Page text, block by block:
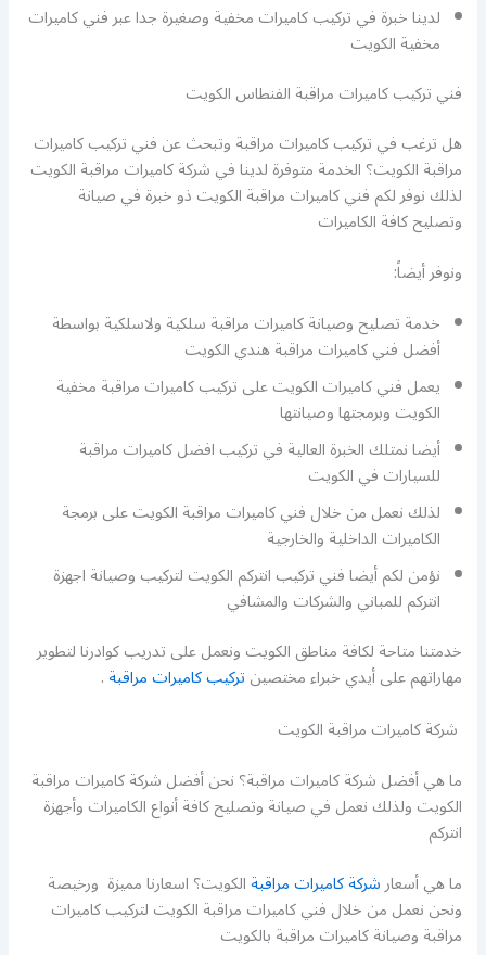
لدينا خبرة في تركيب كاميرات مخفية وصغيرة جدا عبر فني كاميرات
مخفية الكويت
فني تركيب كاميرات مراقبة الفنطاس الكويت
هل ترغب في تركيب كاميرات مراقبة وتبحث عن فني تركيب كاميرات
مراقبة الكويت؟ الخدمة متوفرة لدينا في شركة كاميرات مراقبة الكويت
لذلك نوفر لكم فني كاميرات مراقبة الكويت ذو خبرة في صيانة
وتصليح كافة الكاميرات
ونوفر أيضاً:
خدمة تصليح وصيانة كاميرات مراقبة سلكية ولاسلكية بواسطة
أفضل فني كاميرات مراقبة هندي الكويت
يعمل فني كاميرات الكويت على تركيب كاميرات مراقبة مخفية
الكويت وبرمجتها وصيانتها
أيضا نمتلك الخبرة العالية في تركيب افضل كاميرات مراقبة
للسيارات في الكويت
لذلك نعمل من خلال فني كاميرات مراقبة الكويت على برمجة
الكاميرات الداخلية والخارجية
نؤمن لكم أيضا فني تركيب انتركم الكويت لتركيب وصيانة اجهزة
انتركم للمباني والشركات والمشافي
خدمتنا متاحة لكافة مناطق الكويت ونعمل على تدريب كوادرنا لتطوير
مهاراتهم على أيدي خبراء مختصينتركيب كاميرات مراقبة.
شركة كاميرات مراقبة الكويت
ما هي أفضل شركة كاميرات مراقبة؟ نحن أفضل شركة كاميرات مراقبة
الكويت ولذلك نعمل في صيانة وتصليح كافة أنواع الكاميرات وأجهزة
انتركم
ما هي أسعارشركة كاميرات مراقبةالكويت؟ اسعارنا مميزة ورخيصة
ونحن نعمل من خلال فني كاميرات مراقبة الكويت لتركيب كاميرات
مراقبة وصيانة كاميرات مراقبة بالكويت